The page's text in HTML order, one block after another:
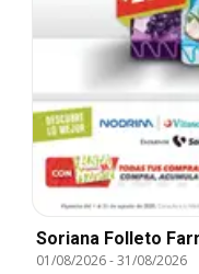
Soriana Folleto
01/08/2026-31/08/2026